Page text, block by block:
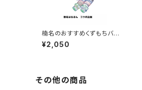
楠名のおすすめくずもちバー
セット
¥2,050
その他の商品